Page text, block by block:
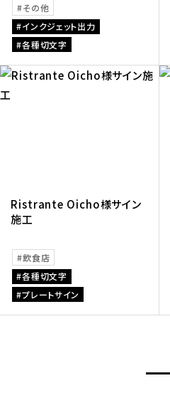
その他
インクジェット出力
各種切文字
Ristrante Oicho様サイン
施工
飲食店
各種切文字
プレートサイン